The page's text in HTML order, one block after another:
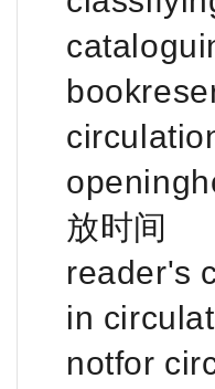
放时间
reader's
in
notfor